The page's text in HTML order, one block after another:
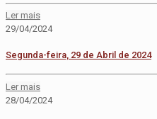
Ler mais
29/04/2024
Segunda-feira, 29 de Abril de 2024
Ler mais
28/04/2024